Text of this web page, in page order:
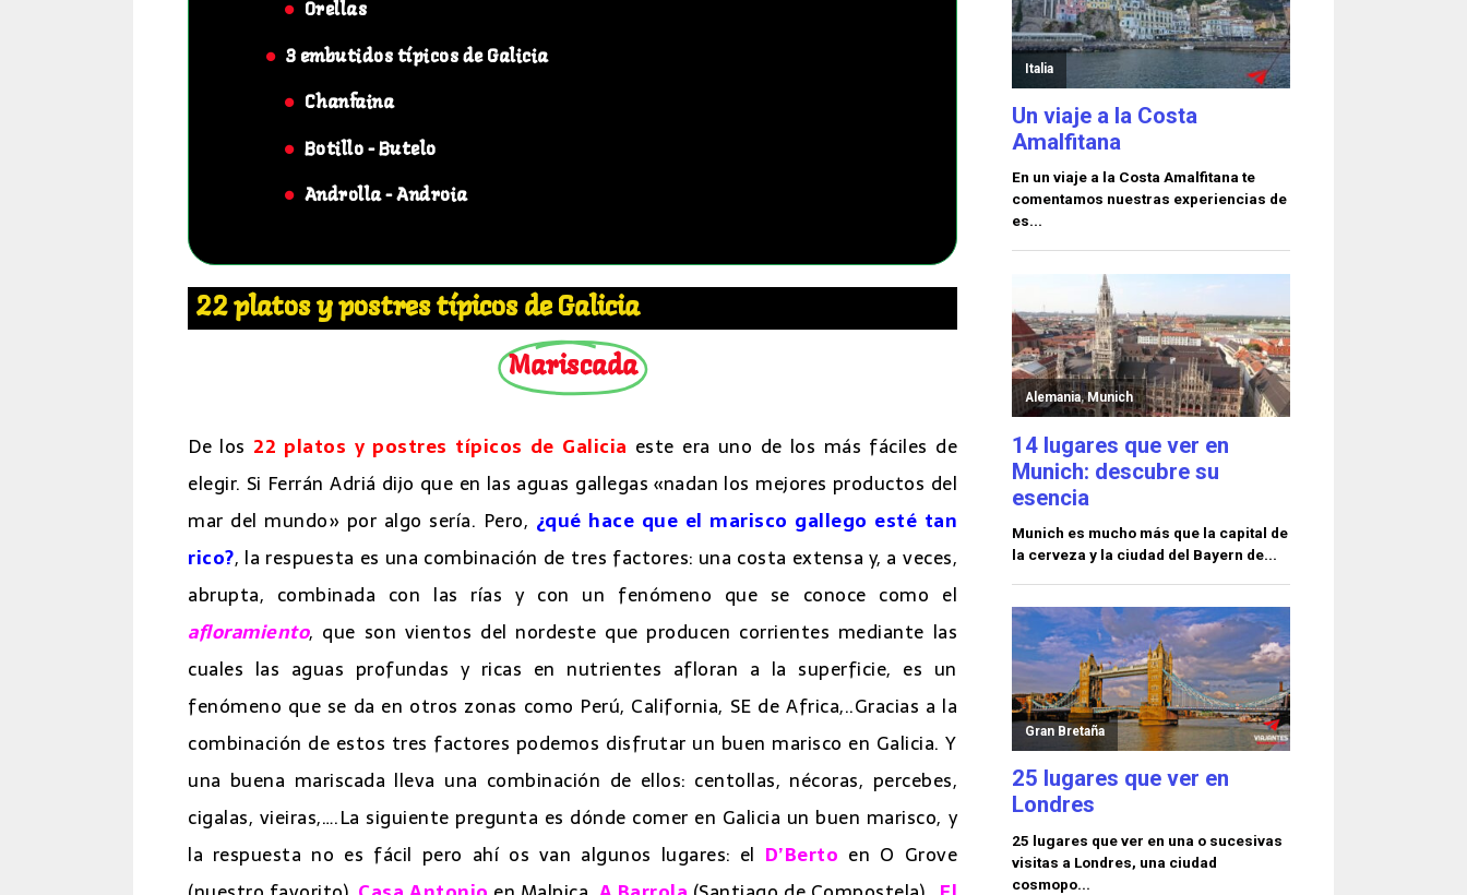
Orellas
3 embutidos típicos de Galicia
Chanfaina
Botillo - Butelo
Androlla - Androia
22 platos y postres típicos de Galicia
Mariscada
De los 22 platos y postres típicos de Galicia este era uno de los más fáciles de
elegir. Si Ferrán Adriá dijo que en las aguas gallegas «nadan los mejores productos del
mar del mundo» por algo sería. Pero, ¿qué hace que el marisco gallego esté tan
rico?, la respuesta es una combinación de tres factores: una costa extensa y, a veces,
abrupta, combinada con las rías y con un fenómeno que se conoce como el
afloramiento, que son vientos del nordeste que producen corrientes mediante las
cuales las aguas profundas y ricas en nutrientes afloran a la superficie, es un
fenómeno que se da en otros zonas como Perú, California, SE de Africa,..Gracias a la
combinación de estos tres factores podemos disfrutar un buen marisco en Galicia. Y
una buena mariscada lleva una combinación de ellos: centollas, nécoras, percebes,
cigalas, vieiras,….La siguiente pregunta es dónde comer en Galicia un buen marisco, y
la respuesta no es fácil pero ahí os van algunos lugares: el D’Berto en O Grove